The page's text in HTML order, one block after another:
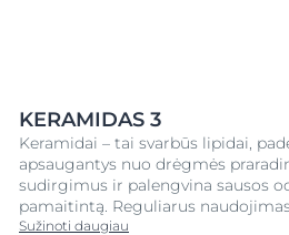
KERAMIDAS 3
Keramidai – tai svarbūs lipidai,
apsaugantys nuo drėgmės
sudirgimus ir palengvina sausos
pamaitintą. Reguliarus
Sužinoti daugiau